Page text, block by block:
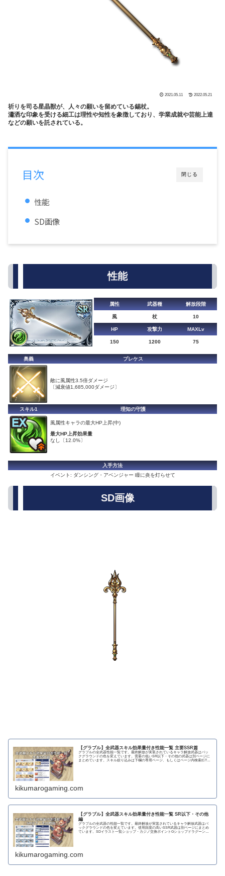
2021.05.11 2022.05.21
祈りを司る星晶獣が、人々の願いを留めている錫杖。
瀟洒な印象を受ける細工は理性や知性を象徴しており、学業成就や芸能上達
などの願いを託されている。
閉じる
目次
性能
SD画像
性能
属性 武器種 解放段階
風 杖 10
HP 攻撃力 MAXLv
150 1200 75
奥義 プレケス
敵に風属性3.5倍ダメージ
〔減衰値1,685,000ダメージ〕
スキル1 理知の守護
風属性キャラの最大HP上昇(中)
最大HP上昇効果量
なし〔12.0%〕
入手方法
イベント: ダンシング・アベンジャー 瞳に炎を灯らせて
SD画像
【グラブル】全武器スキル効果量付き性能一覧 主要SSR篇
グラブルの全武器性能一覧です。最終解放が実装されているキャラ解放武器はバッ
クグラウンドの色を変えています。需要の低いSR以下・その他の武器は別ページに
まとめています。スキル絞り込みは下欄の専用ページ、もしくはページ内検索(CTRL
kikumarogaming.com
【グラブル】全武器スキル効果量付き性能一覧 SR以下・その他
編
グラブルの全武器の性能一覧です。最終解放が実装されているキャラ解放武器はバ
ックグラウンドの色を変えています。使用頻度の高いSSR武器は別ページにまとめ
ています。SDイラスト一覧ショップ・カジノ交換ポイントGショップドラグーンラ
kikumarogaming.com